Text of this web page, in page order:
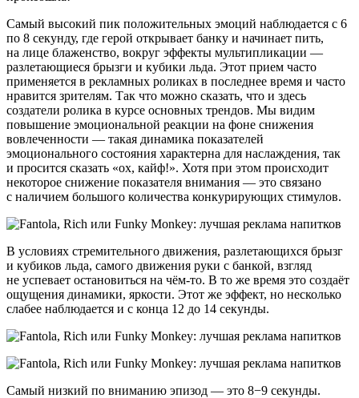
Самый высокий пик положительных эмоций наблюдается с 6
по 8 секунду, где герой открывает банку и начинает пить,
на лице блаженство, вокруг эффекты мультипликации —
разлетающиеся брызги и кубики льда. Этот прием часто
применяется в рекламных роликах в последнее время и часто
нравится зрителям. Так что можно сказать, что и здесь
создатели ролика в курсе основных трендов. Мы видим
повышение эмоциональной реакции на фоне снижения
вовлеченности — такая динамика показателей
эмоционального состояния характерна для наслаждения, так
и просится сказать «ох, кайф!». Хотя при этом происходит
некоторое снижение показателя внимания — это связано
с наличием большого количества конкурирующих стимулов.
В условиях стремительного движения, разлетающихся брызг
и кубиков льда, самого движения руки с банкой, взгляд
не успевает остановиться на чём-то. В то же время это создаёт
ощущения динамики, яркости. Этот же эффект, но несколько
слабее наблюдается и с конца 12 до 14 секунды.
Самый низкий по вниманию эпизод — это 8−9 секунды.